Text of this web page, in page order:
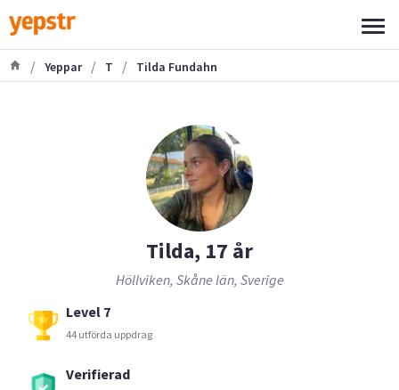
/ Yeppar / T / Tilda Fundahn
Tilda, 17 år
Höllviken, Skåne län, Sverige
Level 7
44 utförda uppdrag
Verifierad